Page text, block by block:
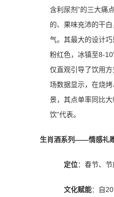
含利尿剂”的三大痛
的、果味充沛的干
气。其最大的设计
粉红色，冰镇至8-
仅直观引导了饮用
场数据显示，在烧
景，其点单率同比
饮”代表。
生肖酒系列——情感礼
定位：春节、节
文化赋能：自